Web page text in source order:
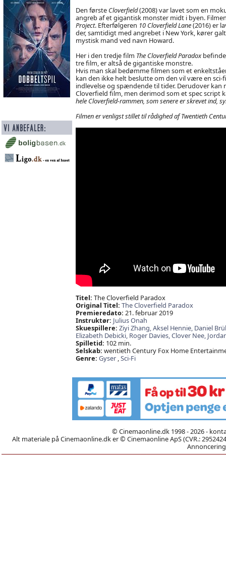
Den første Cloverfield(2008) var lavet som en
angreb af et gigantisk monster midt i byen.
Project. Efterfølgeren 10 Cloverfield Lane(2016) er
der, samtidigt med angrebet i New York, kører
mystisk mand ved navn Howard.
Her i den tredje film The Cloverfield Paradox
tre film, er altså de gigantiske monstre.
Hvis man skal bedømme filmen som et
kan den ikke helt beslutte om den vil være en
indlevelse og spændende til tider. Derudover
Cloverfield film, men derimod som et spec script
hele Cloverfield-rammen, som senere er skrevet ind,
Filmen er venligst stillet til rådighed af Twentieth
Titel: The Cloverfield Paradox
Original Titel: The Cloverfield Paradox
Premieredato: 21. februar 2019
Instruktør: Julius Onah
Skuespillere: Ziyi Zhang,Aksel Hennie, Daniel
Elizabeth Debicki, Roger Davies,Clover Nee,
Spilletid: 102 min.
Selskab: wentieth Century Fox Home
Genre: Gyser,Sci-Fi
© Cinemaonline.dk 1998 - 2026 -
Alt materiale på Cinemaonline.dk er © Cinemaonline ApS (CVR.: